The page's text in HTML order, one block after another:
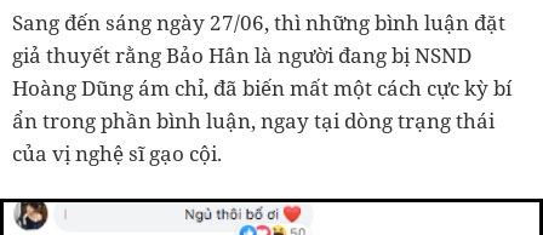
Sang đến sáng ngày 27/06, thì những bình luận đặt
giả thuyết rằng Bảo Hân là người đang bị NSND
Hoàng Dũng ám chỉ, đã biến mất một cách cực kỳ bí
ẩn trong phần bình luận, ngay tại dòng trạng thái
của vị nghệ sĩ gạo cội.